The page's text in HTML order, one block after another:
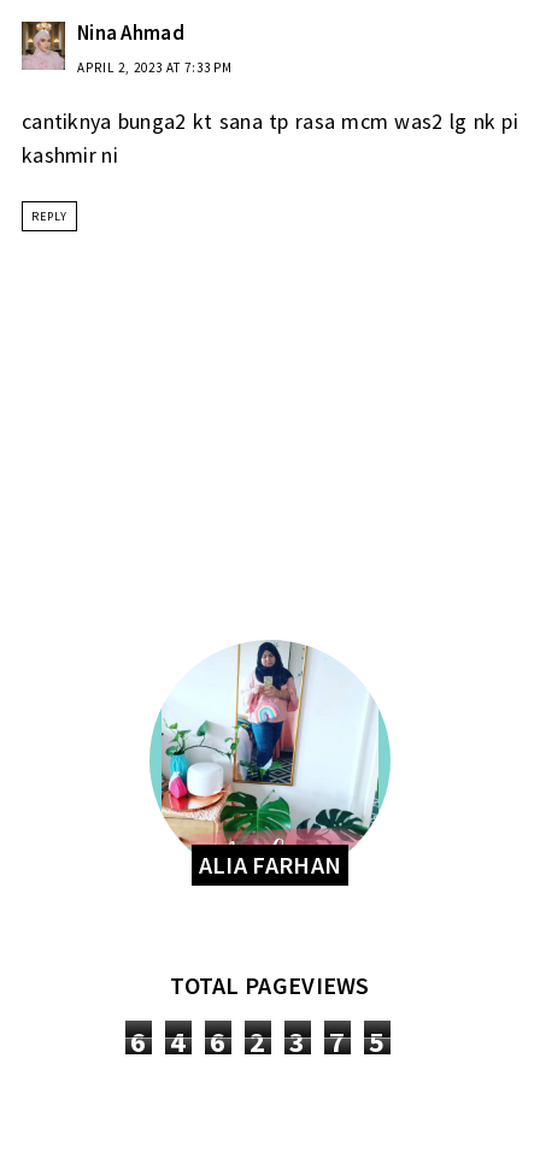
Nina Ahmad
APRIL 2, 2023 AT 7:33 PM
cantiknya bunga2 kt sana tp rasa mcm was2 lg nk pi
kashmir ni
REPLY
ALIA FARHAN
TOTAL PAGEVIEWS
6 4 6 2 3 7 5